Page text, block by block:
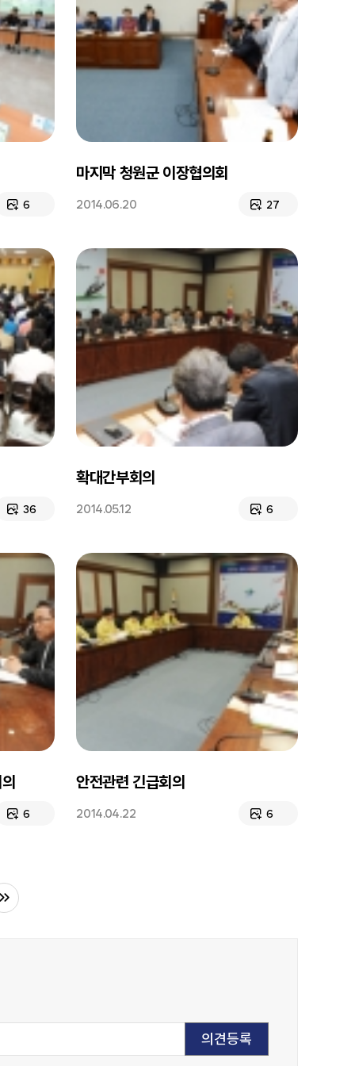
6
마지막 청원군 이장협의회
2014.06.20 27
36
확대간부회의
2014.05.12 6
6
안전관련 긴급회의
2014.04.22 6